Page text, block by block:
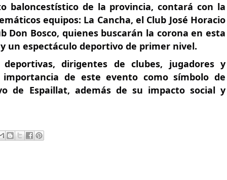
baloncestístico de la provincia, contará con la
equipos: La Cancha, el Club José Horacio
Don Bosco, quienes buscarán la corona en esta
un espectáculo deportivo de primer nivel.
dirigentes de clubes, jugadores y
de este evento como símbolo de
de Espaillat, además de su impacto social y